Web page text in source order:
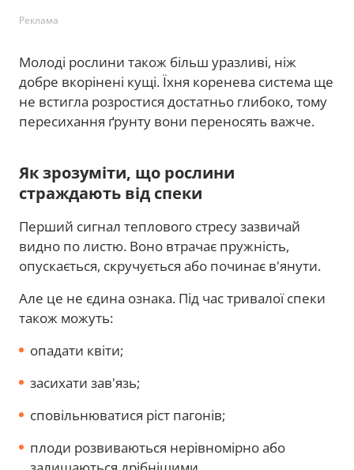
Реклама
Молоді рослини також більш уразливі, ніж
добре вкорінені кущі. Їхня коренева система ще
не встигла розростися достатньо глибоко, тому
пересихання ґрунту вони переносять важче.
Як зрозуміти, що рослини
страждають від спеки
Перший сигнал теплового стресу зазвичай
видно по листю. Воно втрачає пружність,
опускається, скручується або починає в'янути.
Але це не єдина ознака. Під час тривалої спеки
також можуть:
опадати квіти;
засихати зав'язь;
сповільнюватися ріст пагонів;
плоди розвиваються нерівномірно або